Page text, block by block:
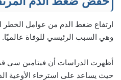
ارتفاع ضغط الدم من عوامل الخطر
وهي السبب الرئيسي للوفاة عالميًا.
أظهرت الدراسات أن فيتامين
حيث يساعد على استرخاء الأوعية